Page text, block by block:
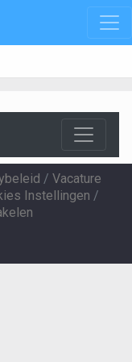
/ Vacature
Instellingen /